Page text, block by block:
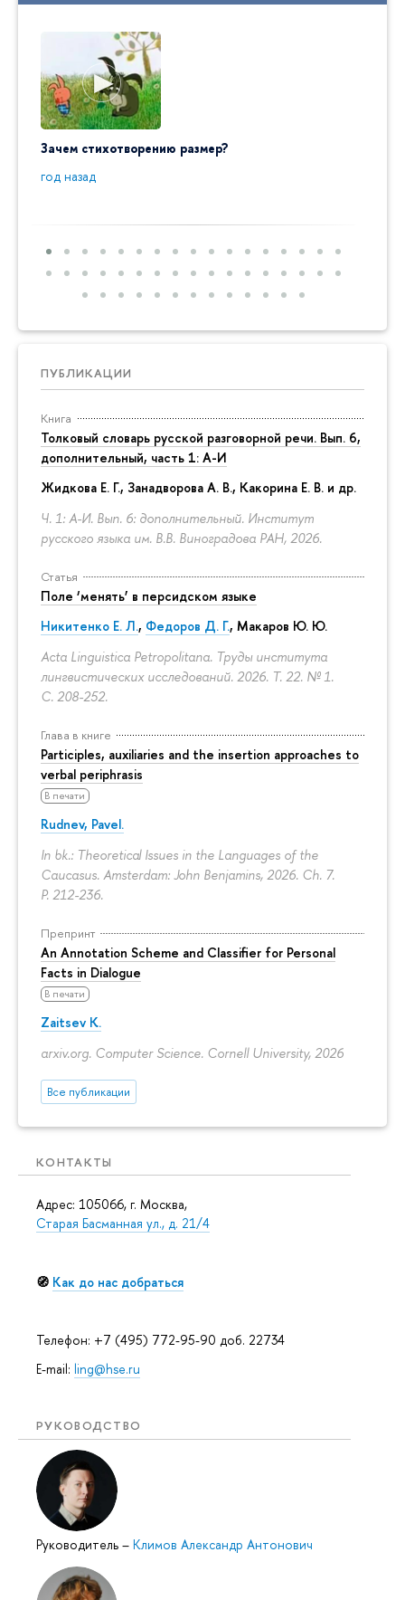
Зачем стихотворению размер?
год назад
ПУБЛИКАЦИИ
Книга
Толковый словарь русской разговорной речи. Вып. 6,
дополнительный, часть 1: А-И
Жидкова Е. Г., Занадворова А. В., Какорина Е. В. и др.
Ч. 1: А-И. Вып. 6: дополнительный. Институт
русского языка им. В.В. Виноградова РАН, 2026.
Статья
Поле ‘менять’ в персидском языке
Никитенко Е. Л., Федоров Д. Г., Макаров Ю. Ю.
Acta Linguistica Petropolitana. Труды института
лингвистических исследований. 2026. Т. 22. № 1.
С. 208-252.
Глава в книге
Participles, auxiliaries and the insertion approaches to
verbal periphrasis
В печати
Rudnev, Pavel.
In bk.: Theoretical Issues in the Languages of the
Caucasus. Amsterdam: John Benjamins, 2026. Ch. 7.
P. 212-236.
Препринт
An Annotation Scheme and Classifier for Personal
Facts in Dialogue
В печати
Zaitsev K.
arxiv.org. Computer Science. Cornell University, 2026
Все публикации
КОНТАКТЫ
Адрес: 105066, г. Москва,
Старая Басманная ул., д. 21/4
🧭 Как до нас добраться
Телефон: +7 (495) 772-95-90 доб. 22734
E-mail: ling@hse.ru
РУКОВОДСТВО
Руководитель – Климов Александр Антонович